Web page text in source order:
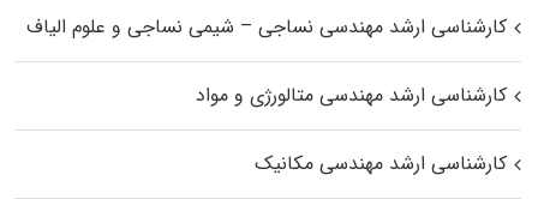
کارشناسی ارشد مهندسی نساجی – شیمی نساجی و علوم الیاف
کارشناسی ارشد مهندسی متالورژی و مواد
کارشناسی ارشد مهندسی مکانیک